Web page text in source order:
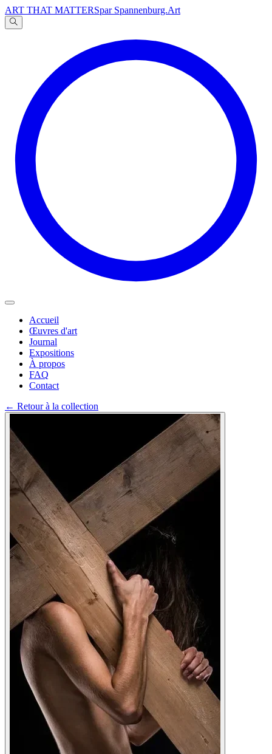
ART THAT MATTERSpar Spannenburg.Art
文
Accueil
Œuvres d'art
Journal
Expositions
À propos
FAQ
Contact
← Retour à la collection